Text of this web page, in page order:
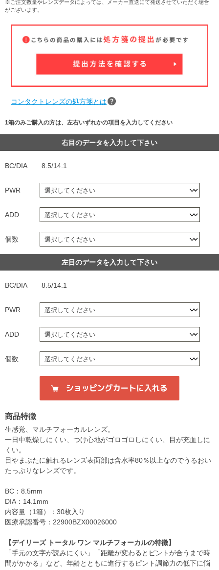
※ご注文数量やレンズデータによっては、メーカー直送にて発送させていただく場合
がございます。
コンタクトレンズの処方箋とは
1箱のみご購入の方は、左右いずれかの項目を入力してください
右目のデータを入力して下さい
BC/DIA 8.5/14.1
PWR
ADD
個数
左目のデータを入力して下さい
BC/DIA 8.5/14.1
PWR
ADD
個数
商品特徴
生感覚、マルチフォーカルレンズ。
一日中乾燥しにくい、つけ心地がゴロゴロしにくい、目が充血しに
くい。
目やまぶたに触れるレンズ表面部は含水率80％以上なのでうるおい
たっぷりなレンズです。
BC：8.5mm
DIA：14.1mm
内容量（1箱）：30枚入り
医療承認番号：22900BZX00026000
【デイリーズ トータル ワン マルチフォーカルの特徴】
「手元の文字が読みにくい」「距離が変わるとピントが合うまで時
間がかかる」など、年齢とともに進行するピント調節力の低下に悩